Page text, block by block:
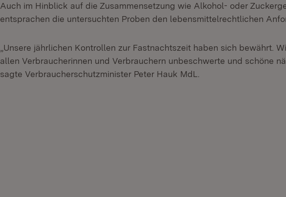
Auch im Hinblick auf die Zusammensetzung wie Alkohol- oder
entsprachen die untersuchten Proben den lebensmittelrechtlichen
„Unsere jährlichen Kontrollen zur Fastnachtszeit haben sich bewährt.
allen Verbraucherinnen und Verbrauchern unbeschwerte und schöne
sagte Verbraucherschutzminister Peter Hauk MdL.